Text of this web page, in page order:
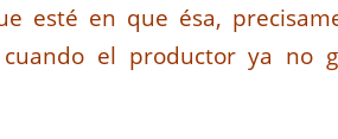
esté en que ésa,
el productor ya no